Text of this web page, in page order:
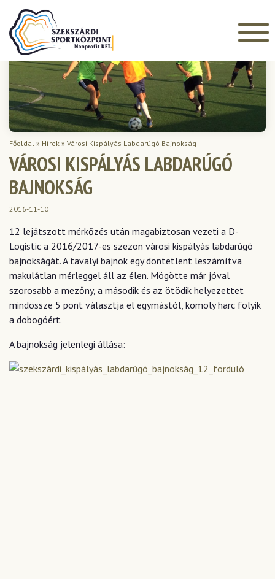
Főoldal » Hírek » Városi Kispályás Labdarúgó Bajnokság
VÁROSI KISPÁLYÁS LABDARÚGÓ
BAJNOKSÁG
2016-11-10
12 lejátszott mérkőzés után magabiztosan vezeti a D-
Logistic a 2016/2017-es szezon városi kispályás labdarúgó
bajnokságát. A tavalyi bajnok egy döntetlent leszámítva
makulátlan mérleggel áll az élen. Mögötte már jóval
szorosabb a mezőny, a második és az ötödik helyezettet
mindössze 5 pont választja el egymástól, komoly harc folyik
a dobogóért.
A bajnokság jelenlegi állása: